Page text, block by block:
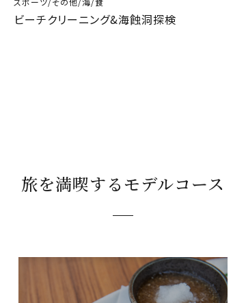
ビーチクリーニング&海蝕洞探検
旅を満喫するモデルコース